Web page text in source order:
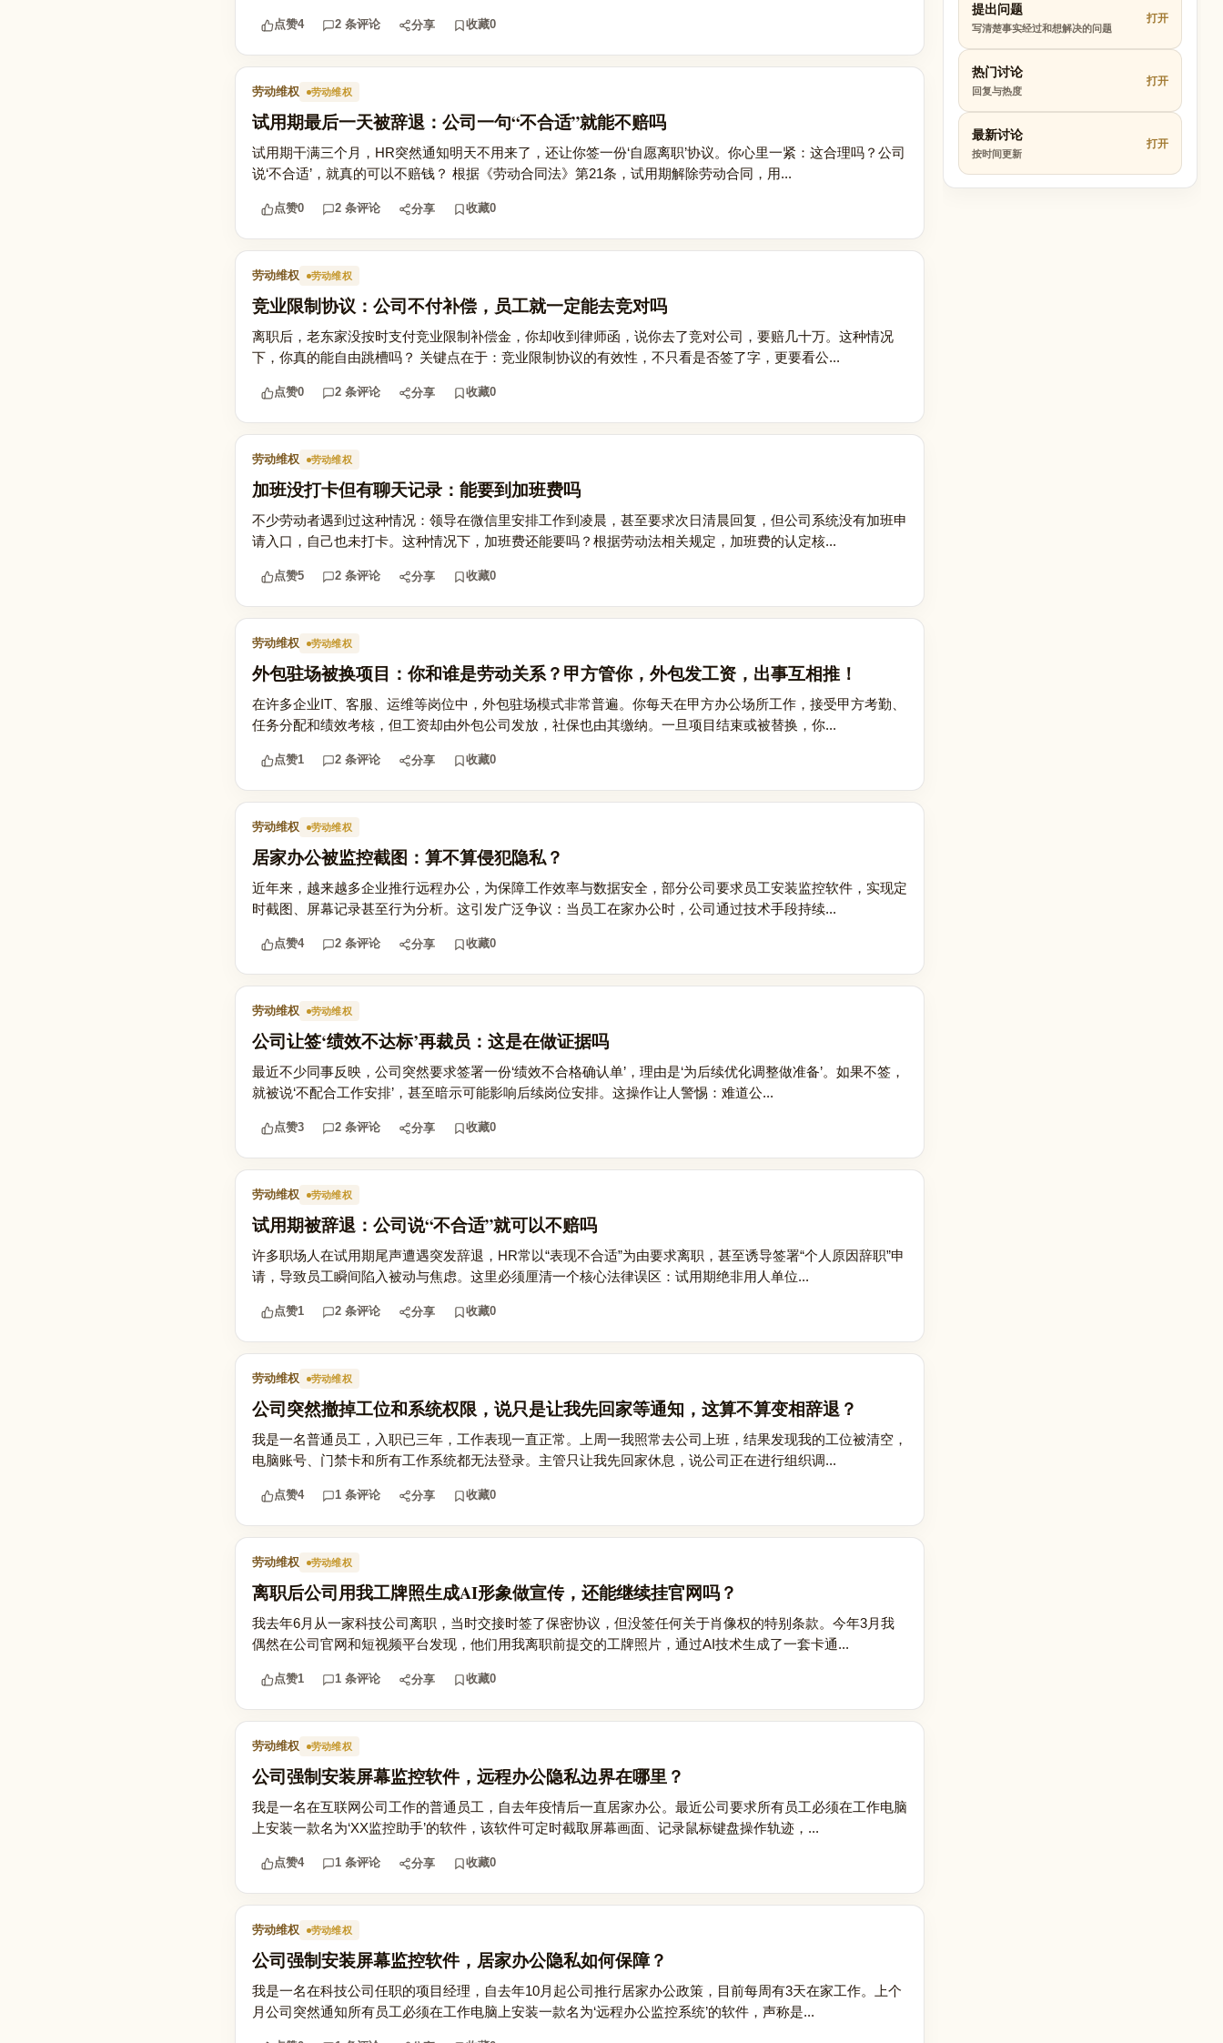
点赞4 2 条评论 分享 收藏0
劳动维权 劳动维权
试用期最后一天被辞退：公司一句“不合适”就能不赔吗
试用期干满三个月，HR突然通知明天不用来了，还让你签一份‘自愿离职’协议。你心里一紧：这合理吗？公司
说‘不合适’，就真的可以不赔钱？ 根据《劳动合同法》第21条，试用期解除劳动合同，用...
点赞0 2 条评论 分享 收藏0
劳动维权 劳动维权
竞业限制协议：公司不付补偿，员工就一定能去竞对吗
离职后，老东家没按时支付竞业限制补偿金，你却收到律师函，说你去了竞对公司，要赔几十万。这种情况
下，你真的能自由跳槽吗？ 关键点在于：竞业限制协议的有效性，不只看是否签了字，更要看公...
点赞0 2 条评论 分享 收藏0
劳动维权 劳动维权
加班没打卡但有聊天记录：能要到加班费吗
不少劳动者遇到过这种情况：领导在微信里安排工作到凌晨，甚至要求次日清晨回复，但公司系统没有加班申
请入口，自己也未打卡。这种情况下，加班费还能要吗？根据劳动法相关规定，加班费的认定核...
点赞5 2 条评论 分享 收藏0
劳动维权 劳动维权
外包驻场被换项目：你和谁是劳动关系？甲方管你，外包发工资，出事互相推！
在许多企业IT、客服、运维等岗位中，外包驻场模式非常普遍。你每天在甲方办公场所工作，接受甲方考勤、
任务分配和绩效考核，但工资却由外包公司发放，社保也由其缴纳。一旦项目结束或被替换，你...
点赞1 2 条评论 分享 收藏0
劳动维权 劳动维权
居家办公被监控截图：算不算侵犯隐私？
近年来，越来越多企业推行远程办公，为保障工作效率与数据安全，部分公司要求员工安装监控软件，实现定
时截图、屏幕记录甚至行为分析。这引发广泛争议：当员工在家办公时，公司通过技术手段持续...
点赞4 2 条评论 分享 收藏0
劳动维权 劳动维权
公司让签‘绩效不达标’再裁员：这是在做证据吗
最近不少同事反映，公司突然要求签署一份‘绩效不合格确认单’，理由是‘为后续优化调整做准备’。如果不签，
就被说‘不配合工作安排’，甚至暗示可能影响后续岗位安排。这操作让人警惕：难道公...
点赞3 2 条评论 分享 收藏0
劳动维权 劳动维权
试用期被辞退：公司说“不合适”就可以不赔吗
许多职场人在试用期尾声遭遇突发辞退，HR常以“表现不合适”为由要求离职，甚至诱导签署“个人原因辞职”申
请，导致员工瞬间陷入被动与焦虑。这里必须厘清一个核心法律误区：试用期绝非用人单位...
点赞1 2 条评论 分享 收藏0
劳动维权 劳动维权
公司突然撤掉工位和系统权限，说只是让我先回家等通知，这算不算变相辞退？
我是一名普通员工，入职已三年，工作表现一直正常。上周一我照常去公司上班，结果发现我的工位被清空，
电脑账号、门禁卡和所有工作系统都无法登录。主管只让我先回家休息，说公司正在进行组织调...
点赞4 1 条评论 分享 收藏0
劳动维权 劳动维权
离职后公司用我工牌照生成AI形象做宣传，还能继续挂官网吗？
我去年6月从一家科技公司离职，当时交接时签了保密协议，但没签任何关于肖像权的特别条款。今年3月我
偶然在公司官网和短视频平台发现，他们用我离职前提交的工牌照片，通过AI技术生成了一套卡通...
点赞1 1 条评论 分享 收藏0
劳动维权 劳动维权
公司强制安装屏幕监控软件，远程办公隐私边界在哪里？
我是一名在互联网公司工作的普通员工，自去年疫情后一直居家办公。最近公司要求所有员工必须在工作电脑
上安装一款名为‘XX监控助手’的软件，该软件可定时截取屏幕画面、记录鼠标键盘操作轨迹，...
点赞4 1 条评论 分享 收藏0
劳动维权 劳动维权
公司强制安装屏幕监控软件，居家办公隐私如何保障？
我是一名在科技公司任职的项目经理，自去年10月起公司推行居家办公政策，目前每周有3天在家工作。上个
月公司突然通知所有员工必须在工作电脑上安装一款名为‘远程办公监控系统’的软件，声称是...
提出问题
写清楚事实经过和想解决的问题
打开
热门讨论
回复与热度
打开
最新讨论
按时间更新
打开